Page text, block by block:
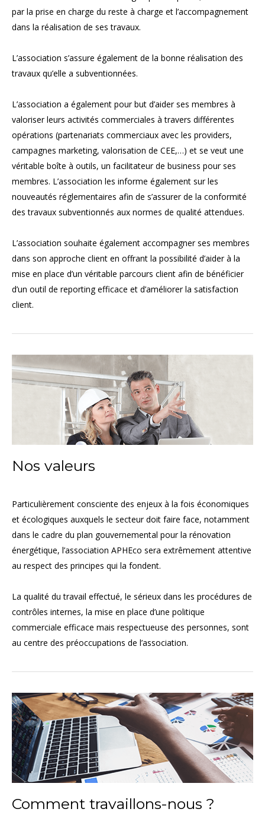
par la prise en charge du reste à charge et l’accompagnement
dans la réalisation de ses travaux.
L’association s’assure également de la bonne réalisation des
travaux qu’elle a subventionnées.
L’association a également pour but d’aider ses membres à
valoriser leurs activités commerciales à travers différentes
opérations (partenariats commerciaux avec les providers,
campagnes marketing, valorisation de CEE,…) et se veut une
véritable boîte à outils, un facilitateur de business pour ses
membres. L’association les informe également sur les
nouveautés réglementaires afin de s’assurer de la conformité
des travaux subventionnés aux normes de qualité attendues.
L’association souhaite également accompagner ses membres
dans son approche client en offrant la possibilité d’aider à la
mise en place d’un véritable parcours client afin de bénéficier
d’un outil de reporting efficace et d’améliorer la satisfaction
client.
Nos valeurs
Particulièrement consciente des enjeux à la fois économiques
et écologiques auxquels le secteur doit faire face, notamment
dans le cadre du plan gouvernemental pour la rénovation
énergétique, l’association APHEco sera extrêmement attentive
au respect des principes qui la fondent.
La qualité du travail effectué, le sérieux dans les procédures de
contrôles internes, la mise en place d’une politique
commerciale efficace mais respectueuse des personnes, sont
au centre des préoccupations de l’association.
Comment travaillons-nous ?